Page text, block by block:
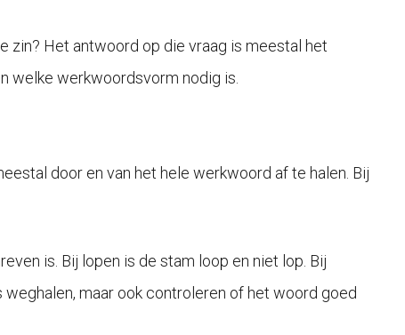
zin? Het antwoord op die vraag is meestal het
welke werkwoordsvorm nodig is.
door en van het hele werkwoord af te halen. Bij
is. Bij lopen is de stam loop en niet lop. Bij
maar ook controleren of het woord goed